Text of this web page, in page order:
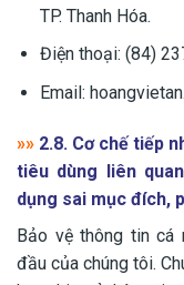
TP. Thanh Hóa.
Điện thoại: (84)
Email:
»» 2.8. Cơ chế tiếp
tiêu dùng liên
dụng sai mục đích,
Bảo vệ thông tin cá
đầu của chúng tôi.